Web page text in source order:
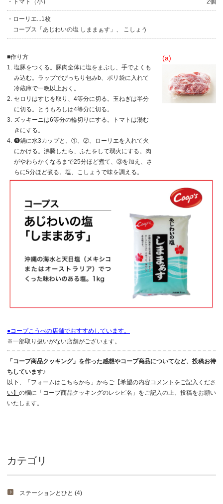
・ トマト（小） 2個
・ ローリエ...1枚
コープス「あじわいの塩 しままぁす」、 こしょう
■作り方
1. 塩豚をつくる。豚肉全体に塩をまぶし、手でよくも
み込む。ラップでぴっちり包みb、ポリ袋に入れて
冷蔵庫で一晩以上おく。
2. セロリはすじを取り、4等分に切る。玉ねぎは半分
に切る。とうもろしは4等分に切る。
3. ズッキーニは6等分の輪切りにする。トマトは湯む
きにする。
4. ❹鍋に水3カップと、①、②、ローリエを入れて火
にかける。沸騰したら、ふたをして弱火にする。肉
がやわらかくなるまで25分ほど煮て、③を加え、さ
らに5分ほど煮る。塩、こしょうで味を調える。
(a)
●コープこうべの店舗でおすすめしています。
※一部取り扱いがない店舗がございます。
「コープ商品クッキング」を作った感想やコープ商品についてなど、投稿お待
ちしています♪
以下、「フォームはこちらから」からご 【希望の内容コメントをご記入くださ
い】 の欄に「コープ商品クッキングのレシピ名」をご記入の上、投稿をお願い
いたします。
カテゴリ
ステーションとひと (4)